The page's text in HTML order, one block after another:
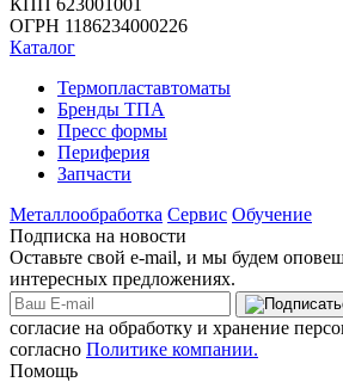
ОГРН 1186234000226
Каталог
Термопластавтоматы
Бренды ТПА
Пресс формы
Периферия
Запчасти
Металлообработка Сервис Обучение
Подписка на новости
Оставьте свой e-mail, и мы будем
интересных предложениях.
согласие на обработку и хранение
согласно Политике компании.
Помощь